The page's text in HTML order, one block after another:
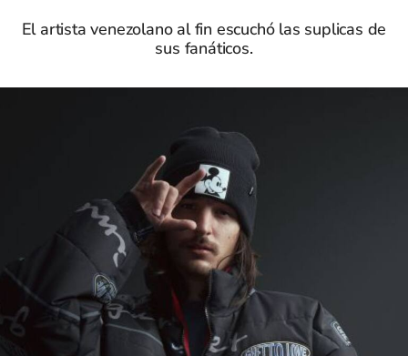
El artista venezolano al fin escuchó las suplicas de
sus fanáticos.